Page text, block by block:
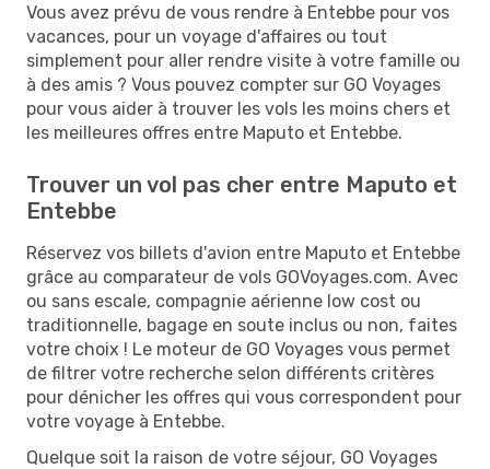
Vous avez prévu de vous rendre à Entebbe pour vos
vacances, pour un voyage d'affaires ou tout
simplement pour aller rendre visite à votre famille ou
à des amis ? Vous pouvez compter sur GO Voyages
pour vous aider à trouver les vols les moins chers et
les meilleures offres entre Maputo et Entebbe.
Trouver un vol pas cher entre Maputo et
Entebbe
Réservez vos billets d'avion entre Maputo et Entebbe
grâce au comparateur de vols GOVoyages.com. Avec
ou sans escale, compagnie aérienne low cost ou
traditionnelle, bagage en soute inclus ou non, faites
votre choix ! Le moteur de GO Voyages vous permet
de filtrer votre recherche selon différents critères
pour dénicher les offres qui vous correspondent pour
votre voyage à Entebbe.
Quelque soit la raison de votre séjour, GO Voyages